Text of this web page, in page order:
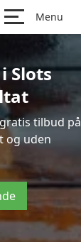
Menu
Slots
tilbud på
og uden